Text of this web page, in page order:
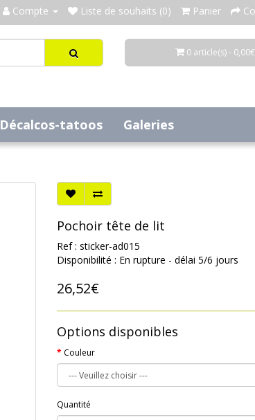
Compte Liste de souhaits (0) Panier
0 article(s) - 0,00€
Décalcos-tatoos Galeries
Pochoir tête de lit
Ref : sticker-ad015
Disponibilité : En rupture - délai 5/6 jours
26,52€
Options disponibles
Couleur
Quantité